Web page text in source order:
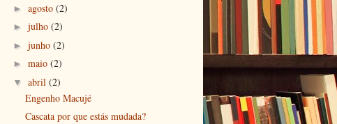
► agosto (2)
► julho (2)
► junho (2)
► maio (2)
▼ abril (2)
Engenho Macujé
Cascata por que estás mudada?